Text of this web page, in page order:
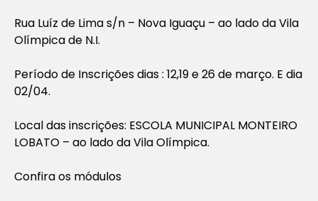
Rua Luíz de Lima s/n – Nova Iguaçu – ao lado da Vila
Olímpica de N.I.
Período de Inscrições dias : 12,19 e 26 de março. E dia
02/04.
Local das inscrições: ESCOLA MUNICIPAL MONTEIRO
LOBATO – ao lado da Vila Olímpica.
Confira os módulos